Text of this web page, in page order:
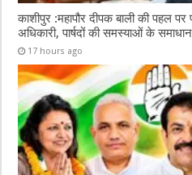
काशीपुर :महापौर दीपक बाली की पहल
अधिकारी, पार्षदों की समस्याओं के
17 hours ago